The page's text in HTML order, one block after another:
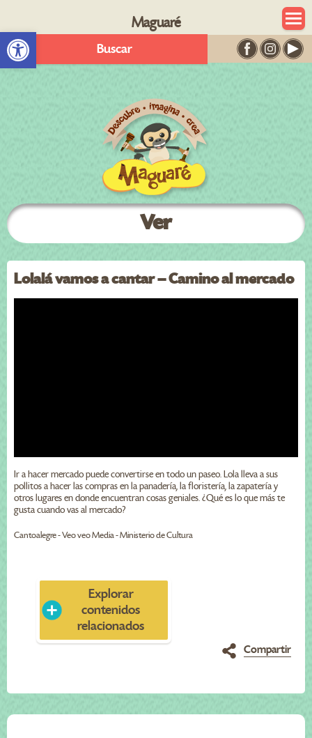
Abrir barra de herramientas
Maguaré
Buscar
Ver
Lolalá vamos a cantar – Camino al mercado
Ir a hacer mercado puede convertirse en todo un paseo. Lola lleva a sus
pollitos a hacer las compras en la panadería, la floristería, la zapatería y
otros lugares en donde encuentran cosas geniales. ¿Qué es lo que más te
gusta cuando vas al mercado?
Cantoalegre - Veo veo Media - Ministerio de Cultura
Explorar
contenidos
relacionados
Compartir